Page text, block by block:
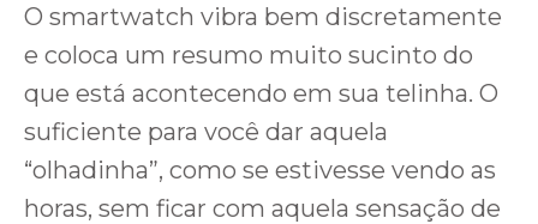
O smartwatch vibra bem discretamente
e coloca um resumo muito sucinto do
que está acontecendo em sua telinha. O
suficiente para você dar aquela
“olhadinha”, como se estivesse vendo as
horas, sem ficar com aquela sensação de